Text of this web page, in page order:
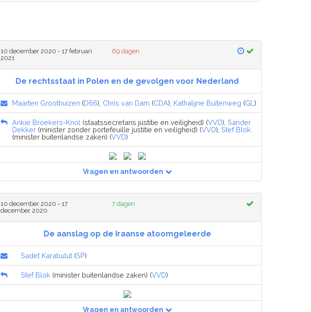
10 december 2020 - 17 februari
2021
69 dagen
De rechtsstaat in Polen en de gevolgen voor Nederland
Maarten Groothuizen (D66), Chris van Dam (CDA), Kathalijne Buitenweg (GL )
Ankie Broekers-Knol (staatssecretaris justitie en veiligheid) (VVD), Sander
Dekker (minister zonder portefeuille justitie en veiligheid) (VVD), Stef Blok
(minister buitenlandse zaken) (VVD)
Vragen en antwoorden
10 december 2020 - 17
december 2020
7 dagen
De aanslag op de Iraanse atoomgeleerde
Sadet Karabulut (SP)
Stef Blok (minister buitenlandse zaken) (VVD)
Vragen en antwoorden